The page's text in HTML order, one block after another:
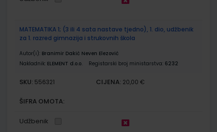
MATEMATIKA 1; (3 ili 4 sata nastave tjedno), 1. dio, udžbenik
za 1. razred gimnazija i strukovnih škola
Autor(i): Branimir Dakić Neven Elezović
Nakladnik: ELEMENT d.o.o. Registarski broj ministarstva: 6232
SKU: 556321 CIJENA: 20,00 €
ŠIFRA OMOTA:
Udžbenik